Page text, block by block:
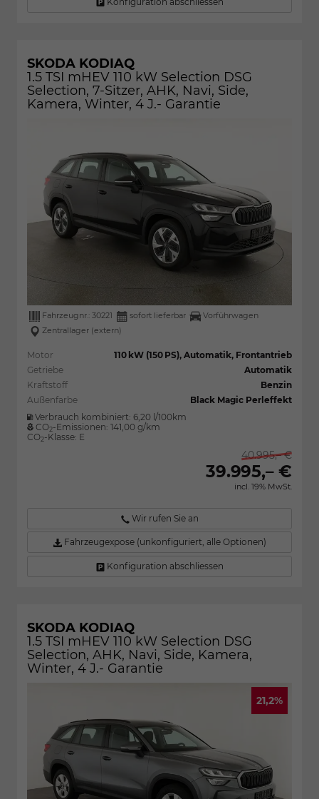
SKODA KODIAQ
1.5 TSI mHEV 110 kW Selection DSG
Selection, 7-Sitzer, AHK, Navi, Side,
Kamera, Winter, 4 J.- Garantie
Fahrzeugnr.: 30221 sofort lieferbar
Vorführwagen
Zentrallager (extern)
Motor
110 kW (150 PS), Automatik, Frontantrieb
Getriebe
Automatik
Kraftstoff
Benzin
Außenfarbe
Black Magic Perleffekt
Verbrauch kombiniert: 6,20 l/100km
CO2-Emissionen: 141,00 g/km
CO2-Klasse: E
40.995,– €
39.995,– €
incl. 19% MwSt.
Wir rufen Sie an
Fahrzeugexpose (unkonfiguriert, alle Optionen)
Konfiguration abschliessen
SKODA KODIAQ
1.5 TSI mHEV 110 kW Selection DSG
Selection, AHK, Navi, Side, Kamera,
Winter, 4 J.- Garantie
21,2%